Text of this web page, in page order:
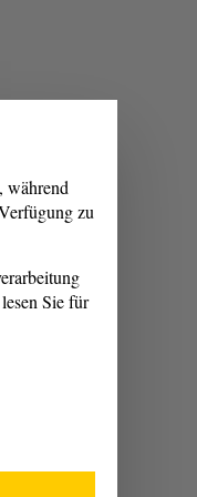
während
zu
Sie für